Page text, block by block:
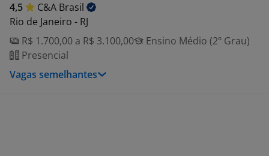
4,5 C&A Brasil
Rio de Janeiro - RJ
R$ 1.700,00 a R$ 3.100,00
Ensino Médio (2º Grau)
Presencial
Vagas semelhantes